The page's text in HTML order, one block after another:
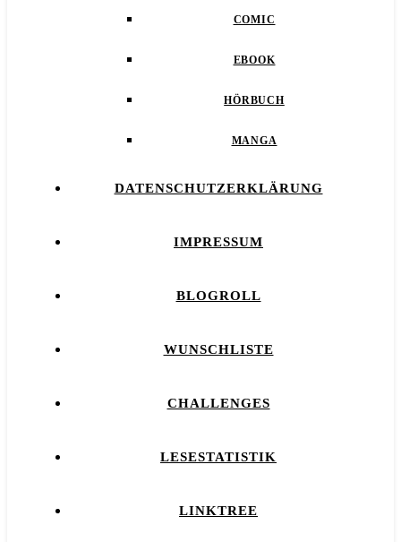
COMIC
EBOOK
HÖRBUCH
MANGA
DATENSCHUTZERKLÄRUNG
IMPRESSUM
BLOGROLL
WUNSCHLISTE
CHALLENGES
LESESTATISTIK
LINKTREE